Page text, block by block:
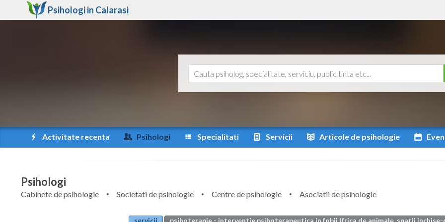
Psihologi in Calarasi
Activitate recenta Psihologi Specialitati Servicii Articole de psihologie
Psihologi
Cabinete de psihologie Societati de psihologie Centre de psihologie
Asociatii de psihologie
servicii
psihoterapie - interventie psihoterapeutica in fobii (frica de animale, spatii inchise-